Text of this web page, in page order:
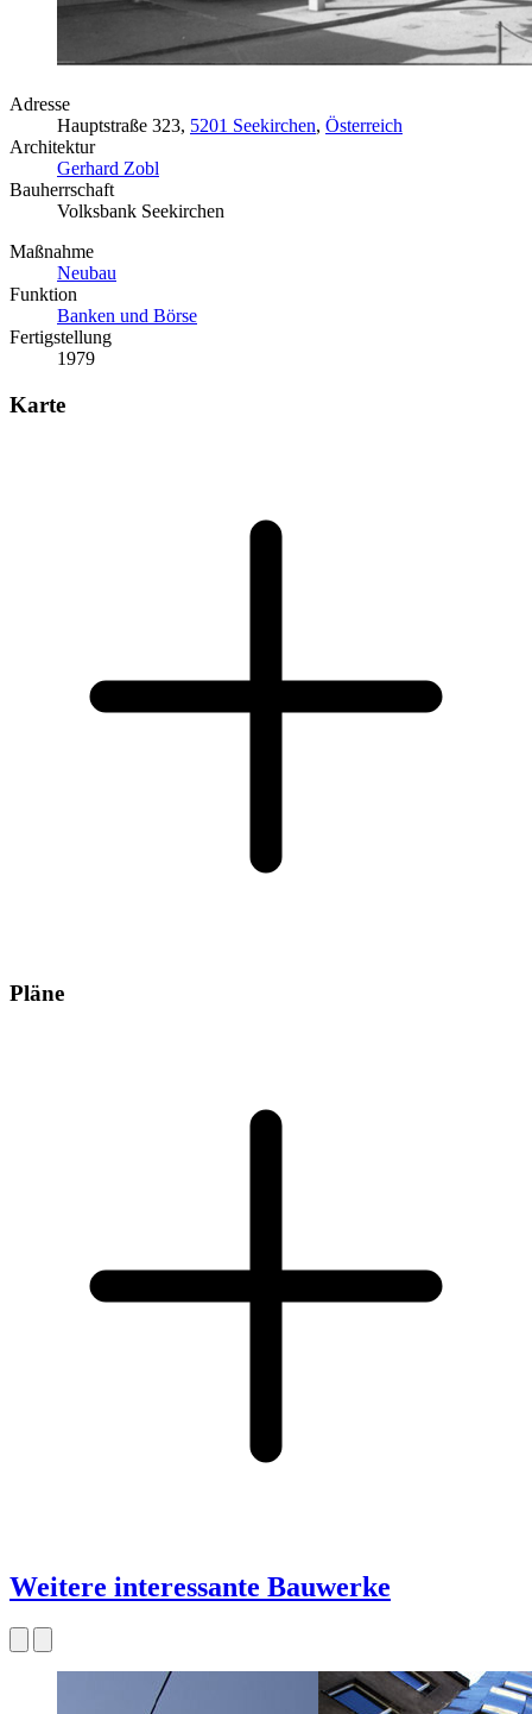
Adresse
Hauptstraße 323, 5201 Seekirchen, Österreich
Architektur
Gerhard Zobl
Bauherrschaft
Volksbank Seekirchen
Maßnahme
Neubau
Funktion
Banken und Börse
Fertigstellung
1979
Karte
Pläne
Weitere interessante Bauwerke